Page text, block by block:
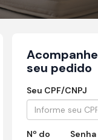
Acompanhe
seu pedido
Seu CPF/CNPJ
Nº do
Senha